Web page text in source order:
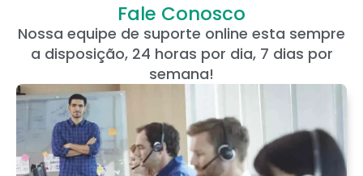
Fale Conosco
Nossa equipe de suporte online esta sempre
a disposição, 24 horas por dia, 7 dias por
semana!